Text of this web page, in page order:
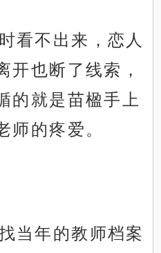
看不出来，恋人
开也断了线索，
的就是苗楹手上
师的疼爱。
当年的教师档案